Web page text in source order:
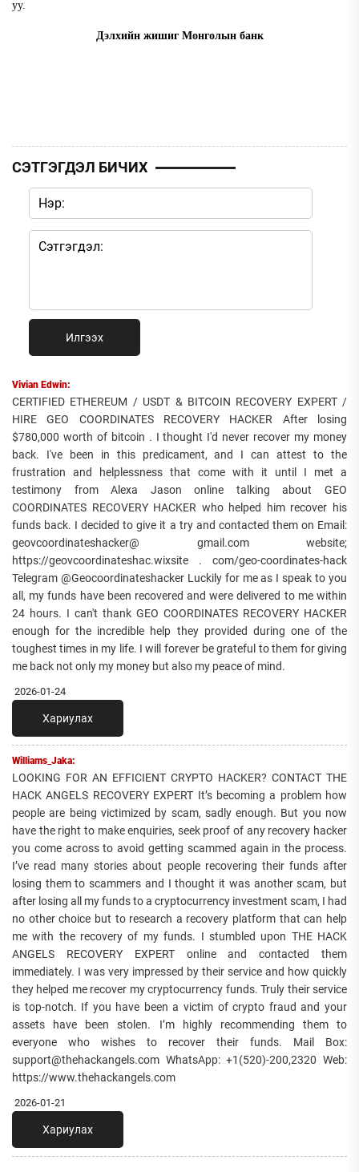
уу.
Дэлхийн жишиг Монголын банк
СЭТГЭГДЭЛ БИЧИХ
Илгээх
Vivian Edwin:
CERTIFIED ETHEREUM / USDT & BITCOIN RECOVERY EXPERT /
HIRE GEO COORDINATES RECOVERY HACKER After losing
$780,000 worth of bitcoin . I thought I'd never recover my money
back. I've been in this predicament, and I can attest to the
frustration and helplessness that come with it until I met a
testimony from Alexa Jason online talking about GEO
COORDINATES RECOVERY HACKER who helped him recover his
funds back. I decided to give it a try and contacted them on Email:
geovcoordinateshacker@ gmail.com website;
https://geovcoordinateshac.wixsite . com/geo-coordinates-hack
Telegram @Geocoordinateshacker Luckily for me as I speak to you
all, my funds have been recovered and were delivered to me within
24 hours. I can't thank GEO COORDINATES RECOVERY HACKER
enough for the incredible help they provided during one of the
toughest times in my life. I will forever be grateful to them for giving
me back not only my money but also my peace of mind.
2026-01-24
Хариулах
Williams_Jaka:
LOOKING FOR AN EFFICIENT CRYPTO HACKER? CONTACT THE
HACK ANGELS RECOVERY EXPERT It’s becoming a problem how
people are being victimized by scam, sadly enough. But you now
have the right to make enquiries, seek proof of any recovery hacker
you come across to avoid getting scammed again in the process.
I’ve read many stories about people recovering their funds after
losing them to scammers and I thought it was another scam, but
after losing all my funds to a cryptocurrency investment scam, I had
no other choice but to research a recovery platform that can help
me with the recovery of my funds. I stumbled upon THE HACK
ANGELS RECOVERY EXPERT online and contacted them
immediately. I was very impressed by their service and how quickly
they helped me recover my cryptocurrency funds. Truly their service
is top-notch. If you have been a victim of crypto fraud and your
assets have been stolen. I’m highly recommending them to
everyone who wishes to recover their funds. Mail Box:
support@thehackangels.com WhatsApp: +1(520)-200,2320 Web:
https://www.thehackangels.com
2026-01-21
Хариулах